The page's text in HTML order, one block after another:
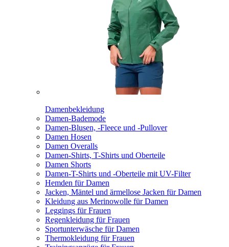
Damenbekleidung
Damen-Bademode
Damen-Blusen, -Fleece und -Pullover
Damen Hosen
Damen Overalls
Damen-Shirts, T-Shirts und Oberteile
Damen Shorts
Damen-T-Shirts und -Oberteile mit UV-Filter
Hemden für Damen
Jacken, Mäntel und ärmellose Jacken für Damen
Kleidung aus Merinowolle für Damen
Leggings für Frauen
Regenkleidung für Frauen
Sportunterwäsche für Damen
Thermokleidung für Frauen